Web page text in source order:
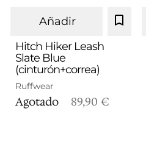
Añadir
Hitch Hiker Leash
Slate Blue
(cinturón+correa)
Ruffwear
Agotado 89,90 €